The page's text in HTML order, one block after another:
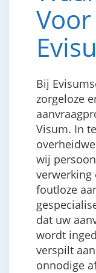
Voor
Bij
zorgeloze
Visum. In
wij
verwerking
foutloze
dat uw
wordt
verspilt
onnodige